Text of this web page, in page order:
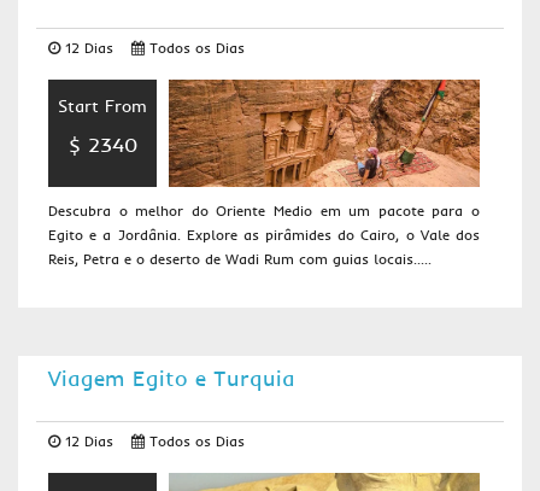
12 Dias Todos os Dias
Start From
$ 2340
Descubra o melhor do Oriente Medio em um pacote para o
Egito e a Jordânia. Explore as pirâmides do Cairo, o Vale dos
Reis, Petra e o deserto de Wadi Rum com guias locais.....
Viagem Egito e Turquia
12 Dias Todos os Dias